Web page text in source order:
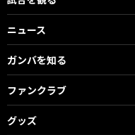
ニュース
ガンバを知る
ファンクラブ
グッズ